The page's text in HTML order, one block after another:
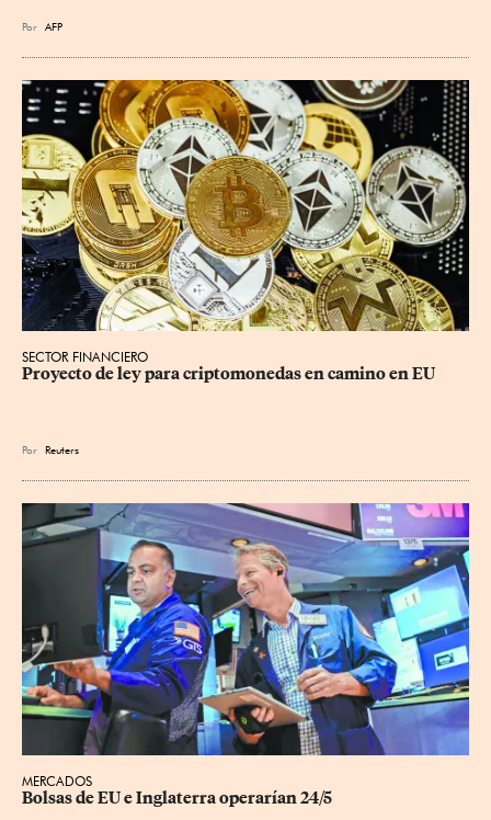
Por AFP
SECTOR FINANCIERO
Proyecto de ley para criptomonedas en camino en EU
Por Reuters
MERCADOS
Bolsas de EU e Inglaterra operarían 24/5